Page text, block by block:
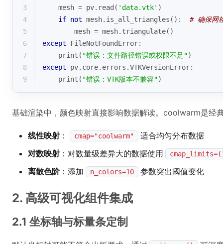
3
    mesh = pv.read(
'data.vtk' )
4
if not mesh.is_all_triangles(): # 确保网
5
        mesh = mesh.triangulate()
6
except FileNotFoundError:
7
print ( "错误：文件路径错误或权限不足")
8
except pv.core.errors.VTKVersionError:
9
print ( "错误：VTK版本不兼容")
基础渲染中，颜色映射直接影响数据解读。coolwarm是经
线性映射 ： cmap="coolwarm"
适合均匀分布数据
对数映射 ：对数量级差异大的数据使用
离散色阶 ：添加 n_colors=10 参数突出阈值变化
2. 高级可视化组件集成
2.1 坐标轴与标量条定制